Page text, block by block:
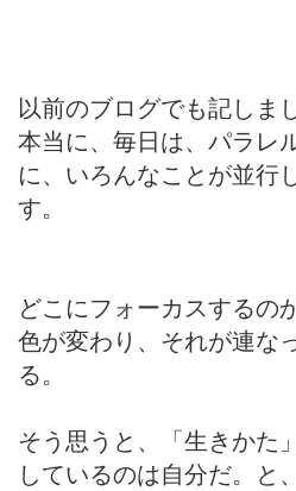
以前のブログでも記しま
本当に、毎日は、パラレ
に、いろんなことが並行
す。
どこにフォーカスするの
色が変わり、それが連な
る。
そう思うと、「生きかた
しているのは自分だ。と